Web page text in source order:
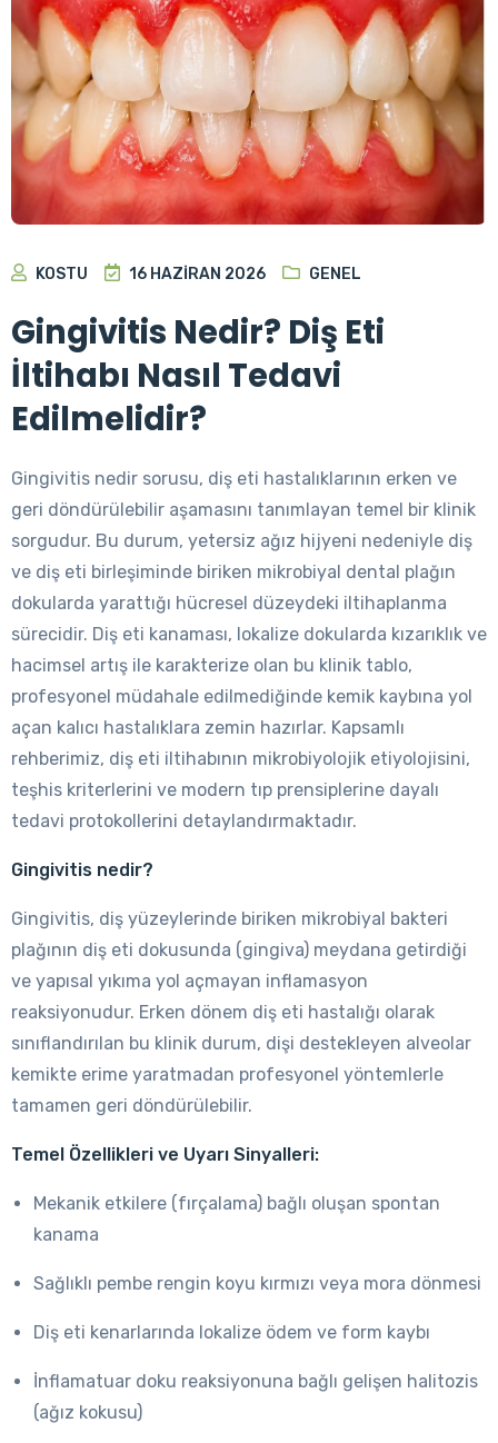
KOSTU 16 HAZIRAN 2026 GENEL
Gingivitis Nedir? Diş Eti
İltihabı Nasıl Tedavi
Edilmelidir?
Gingivitis nedir sorusu, diş eti hastalıklarının erken ve
geri döndürülebilir aşamasını tanımlayan temel bir klinik
sorgudur. Bu durum, yetersiz ağız hijyeni nedeniyle diş
ve diş eti birleşiminde biriken mikrobiyal dental plağın
dokularda yarattığı hücresel düzeydeki iltihaplanma
sürecidir. Diş eti kanaması, lokalize dokularda kızarıklık ve
hacimsel artış ile karakterize olan bu klinik tablo,
profesyonel müdahale edilmediğinde kemik kaybına yol
açan kalıcı hastalıklara zemin hazırlar. Kapsamlı
rehberimiz, diş eti iltihabının mikrobiyolojik etiyolojisini,
teşhis kriterlerini ve modern tıp prensiplerine dayalı
tedavi protokollerini detaylandırmaktadır.
Gingivitis nedir?
Gingivitis, diş yüzeylerinde biriken mikrobiyal bakteri
plağının diş eti dokusunda (gingiva) meydana getirdiği
ve yapısal yıkıma yol açmayan inflamasyon
reaksiyonudur. Erken dönem diş eti hastalığı olarak
sınıflandırılan bu klinik durum, dişi destekleyen alveolar
kemikte erime yaratmadan profesyonel yöntemlerle
tamamen geri döndürülebilir.
Temel Özellikleri ve Uyarı Sinyalleri:
Mekanik etkilere (fırçalama) bağlı oluşan spontan
kanama
Sağlıklı pembe rengin koyu kırmızı veya mora dönmesi
Diş eti kenarlarında lokalize ödem ve form kaybı
İnflamatuar doku reaksiyonuna bağlı gelişen halitozis
(ağız kokusu)